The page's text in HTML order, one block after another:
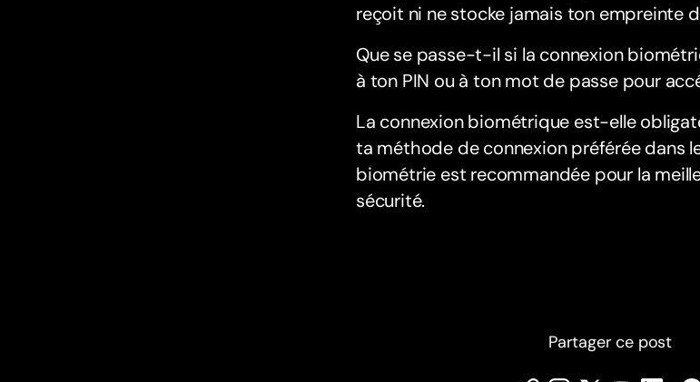
reçoit ni ne stocke jamais ton empreinte
Que se passe-t-il si la connexion
à ton PIN ou à ton mot de passe pour
La connexion biométrique est-elle
ta méthode de connexion préférée dans
biométrie est recommandée pour la
sécurité.
Partager ce post